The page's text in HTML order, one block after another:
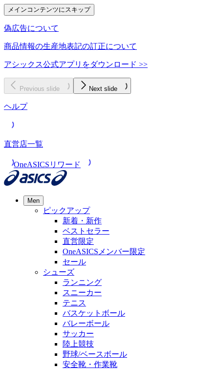
メインコンテンツにスキップ
偽広告について
商品情報の生産地表記の訂正について
アシックス公式アプリをダウンロード >>
Previous slide Next slide
ヘルプ
直営店一覧
OneASICSリワード
Men
ピックアップ
新着・新作
ベストセラー
直営限定
OneASICSメンバー限定
セール
シューズ
ランニング
スニーカー
テニス
バスケットボール
バレーボール
サッカー
陸上競技
野球/ベースボール
安全靴・作業靴